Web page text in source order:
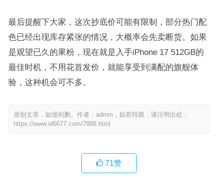
最后提醒下大家，这次抄底价可能有限制，部分热门配
色已经出现库存紧张的情况，大概率会先卖断货。如果
是观望已久的果粉，现在就是入手iPhone 17 512GB的
最佳时机，不用花首发价，就能享受到满配的旗舰体
验，这种机会可不多。
原创文章，如侵则删。作者：admin，如若转载，请注明出处：
https://www.id6677.com/7888.html
71赞